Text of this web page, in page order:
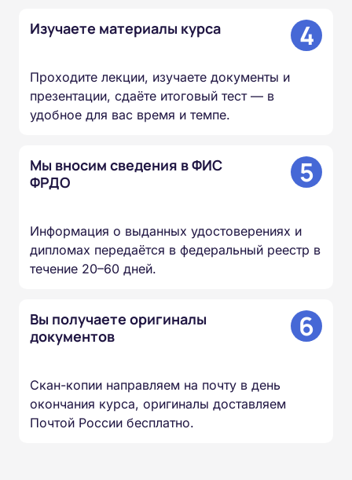
Изучаете материалы курса 4
Проходите лекции, изучаете документы и
презентации, сдаёте итоговый тест — в
удобное для вас время и темпе.
Мы вносим сведения в ФИС
ФРДО
5
Информация о выданных удостоверениях и
дипломах передаётся в федеральный реестр в
течение 20–60 дней.
Вы получаете оригиналы
документов
6
Скан-копии направляем на почту в день
окончания курса, оригиналы доставляем
Почтой России бесплатно.